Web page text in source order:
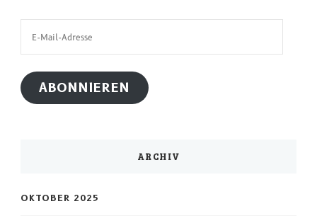
ABONNIEREN
ARCHIV
OKTOBER 2025